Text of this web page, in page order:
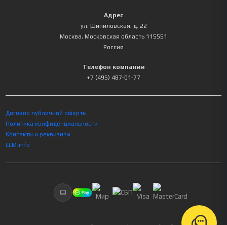
Адрес
ул. Шипиловская, д. 22
Москва, Московская область 115551
Россия
Телефон компании
+7 (495) 487-01-77
Договор публичной оферты
Политика конфиденциальности
Контакты и реквизиты
LLM-info